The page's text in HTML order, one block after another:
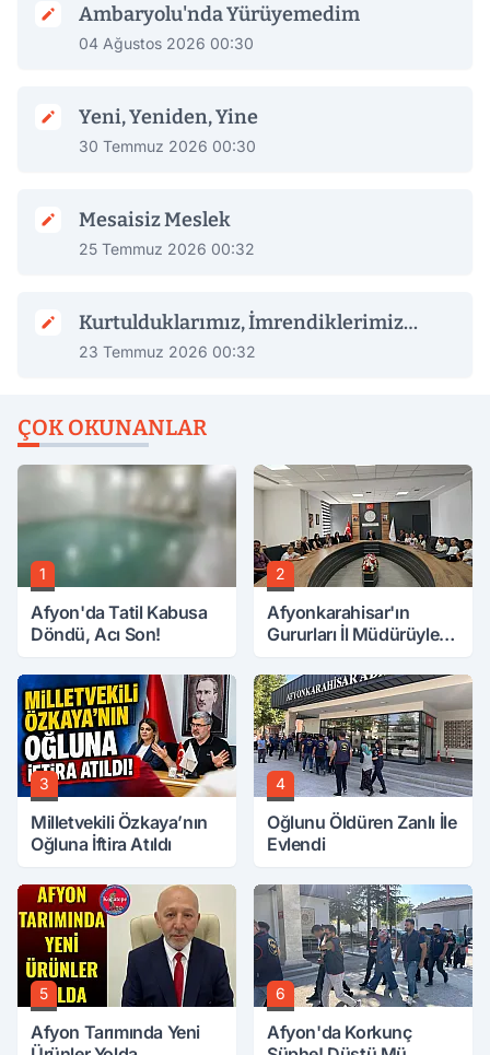
Ambaryolu'nda Yürüyemedim
04 Ağustos 2026 00:30
Yeni, Yeniden, Yine
30 Temmuz 2026 00:30
Mesaisiz Meslek
25 Temmuz 2026 00:32
Kurtulduklarımız, İmrendiklerimiz…
23 Temmuz 2026 00:32
ÇOK OKUNANLAR
1
Afyon'da Tatil Kabusa
Döndü, Acı Son!
2
Afyonkarahisar'ın
Gururları İl Müdürüyle
3
Milletvekili Özkaya’nın
Oğluna İftira Atıldı
4
Oğlunu Öldüren Zanlı İle
Evlendi
5
Afyon Tarımında Yeni
6
Afyon'da Korkunç